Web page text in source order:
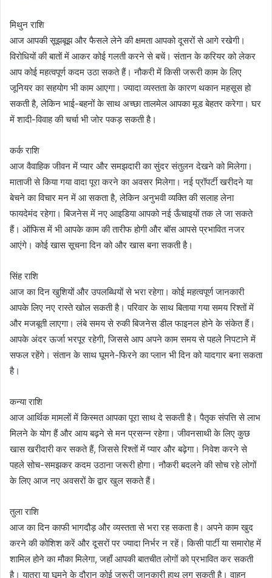
मिथुन राशि
आज आपकी सूझबूझ और फैसले लेने की क्षमता आपको दूसरों से आगे रखेगी।
विरोधियों की बातों में आकर कोई गलती करने से बचें। संतान के करियर को लेकर
आप कोई महत्वपूर्ण कदम उठा सकते हैं। नौकरी में किसी जरूरी काम के लिए
जूनियर का सहयोग भी काम आएगा। ज्यादा व्यस्तता के कारण थकान महसूस हो
सकती है, लेकिन भाई-बहनों के साथ अच्छा तालमेल आपका मूड बेहतर करेगा। घर
में शादी-विवाह की चर्चा भी जोर पकड़ सकती है।
कर्क राशि
आज वैवाहिक जीवन में प्यार और समझदारी का सुंदर संतुलन देखने को मिलेगा।
माताजी से किया गया वादा पूरा करने का अवसर मिलेगा। नई प्रॉपर्टी खरीदने या
बेचने का विचार मन में आ सकता है, लेकिन अनुभवी व्यक्ति की सलाह लेना
फायदेमंद रहेगा। बिजनेस में नए आइडिया आपको नई ऊँचाइयों तक ले जा सकते
हैं। ऑफिस में भी आपके काम की तारीफ होगी और बॉस आपसे प्रभावित नजर
आएंगे। कोई खास सूचना दिन को और खास बना सकती है।
सिंह राशि
आज का दिन खुशियों और उपलब्धियों से भरा रहेगा। कोई महत्वपूर्ण जानकारी
आपके लिए नए रास्ते खोल सकती है। परिवार के साथ बिताया गया समय रिश्तों में
और मजबूती लाएगा। लंबे समय से रुकी बिजनेस डील फाइनल होने के संकेत हैं।
आपके अंदर ऊर्जा भरपूर रहेगी, जिससे आप अपने काम समय से पहले निपटाने में
सफल रहेंगे। संतान के साथ घूमने-फिरने का प्लान भी दिन को यादगार बना सकता
है।
कन्या राशि
आज आर्थिक मामलों में किस्मत आपका पूरा साथ दे सकती है। पैतृक संपत्ति से लाभ
मिलने के योग हैं और आय बढ़ने से मन प्रसन्न रहेगा। जीवनसाथी के लिए कुछ
खास खरीदारी कर सकते हैं, जिससे रिश्तों में प्यार और बढ़ेगा। निवेश करने से
पहले सोच-समझकर कदम उठाना जरूरी होगा। नौकरी बदलने की सोच रहे लोगों
के लिए आज नए अवसरों के द्वार खुल सकते हैं।
तुला राशि
आज का दिन काफी भागदौड़ और व्यस्तता से भरा रह सकता है। अपने काम खुद
करने की कोशिश करें और दूसरों पर ज्यादा निर्भर न रहें। किसी पार्टी या समारोह में
शामिल होने का मौका मिलेगा, जहाँ आपकी बातचीत लोगों को प्रभावित कर सकती
है। यात्रा या घूमने के दौरान कोई जरूरी जानकारी हाथ लग सकती है। वाहन